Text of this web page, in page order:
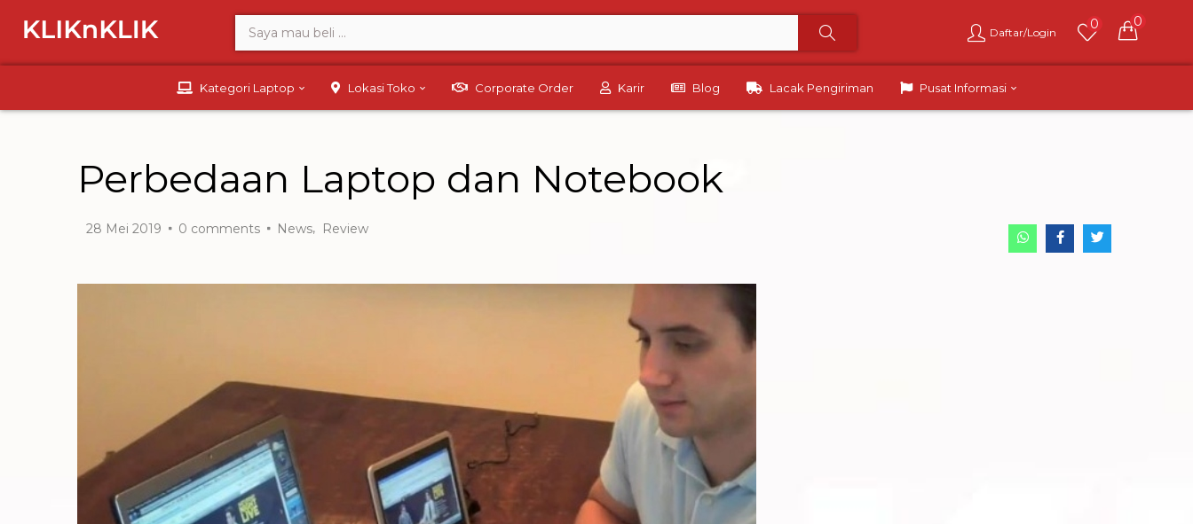
Daftar/Login
0 0
Kategori Laptop Lokasi Toko Corporate Order Karir Blog Lacak Pengiriman Pusat Informasi
Perbedaan Laptop dan Notebook
28 Mei 2019 0 comments News, Review